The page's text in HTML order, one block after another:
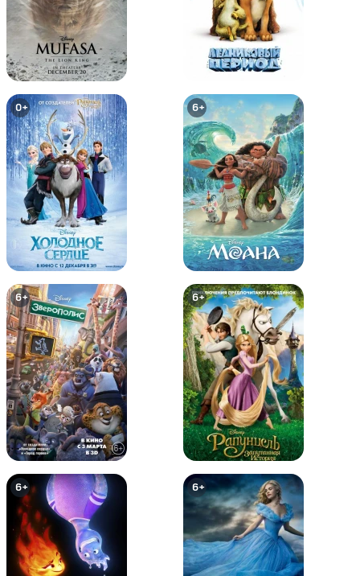
LEGO Бэтмен: Супер-герои DC
объединяются
LEGO Бэтмен: В осаде
6+
LEGO супергерои DC: Лига
справедливости против Лиги
Бизарро
6+
LEGO Супергерои DC: Лига
Справедливости – Космическая
битва
6+ 6+
0+ 6+
6+ 6+
6+ 6+